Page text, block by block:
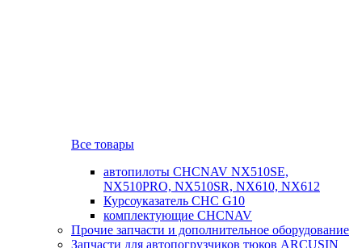
Все товары
автопилоты CHCNAV NX510SE,
NX510PRO, NX510SR, NX610, NX612
Курсоуказатель CHC G10
комплектующие CHCNAV
Прочие запчасти и дополнительное оборудование
Запчасти для автопогрузчиков тюков ARCUSIN